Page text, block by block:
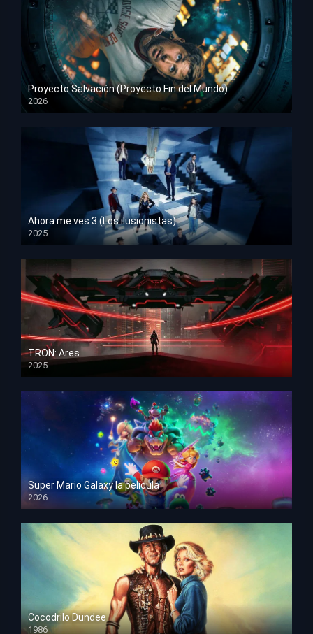
Proyecto Salvación (Proyecto Fin del Mundo)
2026
HD 1080p
Ahora me ves 3 (Los ilusionistas)
2025
HD 1080p
TRON: Ares
2025
HD 1080p
Super Mario Galaxy la película
2026
HD 1080p
Cocodrilo Dundee
1986